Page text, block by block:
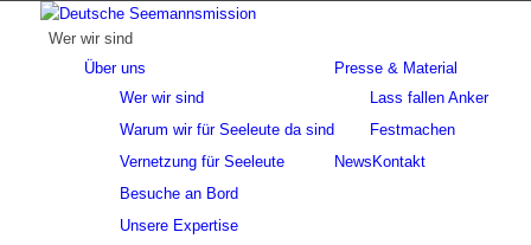
Wer wir sind
Über uns
Wer wir sind
Warum wir für Seeleute da sind
Vernetzung für Seeleute
Besuche an Bord
Unsere Expertise
Presse & Material
Lass fallen Anker
Festmachen
News Kontakt